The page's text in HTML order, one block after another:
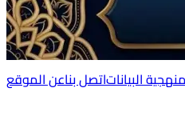
عن الموقعاتصل بنامنهجية البيانات